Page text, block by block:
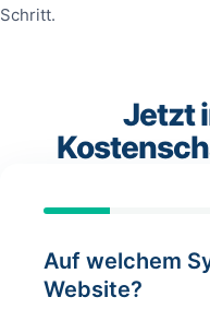
Schritt.
Jetzt
Auf welchem
Website?